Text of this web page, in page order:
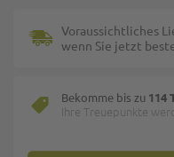
Voraussichtliches
wenn Sie jetzt
Bekomme bis zu 114
Ihre Treuepunkte